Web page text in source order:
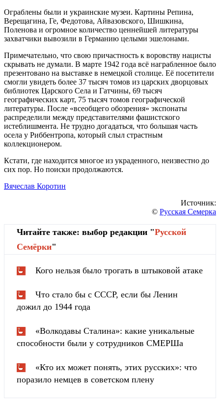
Ограблены были и украинские музеи. Картины Репина,
Верещагина, Ге, Федотова, Айвазовского, Шишкина,
Поленова и огромное количество ценнейшей литературы
захватчики вывозили в Германию целыми эшелонами.
Примечательно, что свою причастность к воровству нацисты
скрывать не думали. В марте 1942 года всë награбленное было
презентовано на выставке в немецкой столице. Её посетители
смогли увидеть более 37 тысяч томов из царских дворцовых
библиотек Царского Села и Гатчины, 69 тысяч
географических карт, 75 тысяч томов географической
литературы. После «всеобщего обозрения» экспонаты
распределили между представителями фашистского
истеблишмента. Не трудно догадаться, что большая часть
осела у Риббентропа, который слыл страстным
коллекционером.
Кстати, где находится многое из украденного, неизвестно до
сих пор. Но поиски продолжаются.
Вячеслав Коротин
Источник:
© Русская Семерка
Читайте также: выбор редакции "Русской
Cемёрки"
Кого нельзя было трогать в штыковой атаке
Что стало бы с СССР, если бы Ленин
дожил до 1944 года
«Волкодавы Сталина»: какие уникальные
способности были у сотрудников СМЕРШа
«Кто их может понять, этих русских»: что
поразило немцев в советском плену